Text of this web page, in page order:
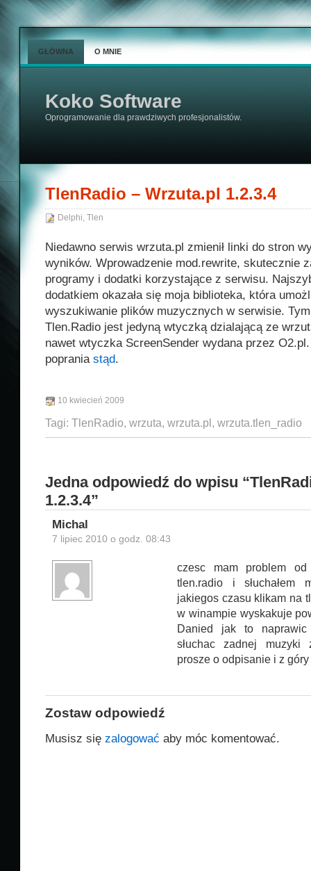
Koko Software
Oprogramowanie dla prawdziwych profesjonalistów.
GŁÓWNA O MNIE
TlenRadio – Wrzuta.pl 1.2.3.4
Delphi, Tlen
Niedawno serwis wrzuta.pl zmienił linki do stron
wyników. Wprowadzenie mod.rewrite, skutecznie
programy i dodatki korzystające z serwisu.
dodatkiem okazała się moja biblioteka, która
wyszukiwanie plików muzycznych w serwisie.
Tlen.Radio jest jedyną wtyczką dzialającą ze
nawet wtyczka ScreenSender wydana przez
poprania stąd.
10 kwiecień 2009
Tagi: TlenRadio, wrzuta, wrzuta.pl , wrzuta.tlen_radio
Jedna odpowiedź do wpisu
1.2.3.4”
Michal
7 lipiec 2010 o godz. 08:43
czesc mam problem od
tlen.radio i słuchałem
jakiegos czasu klikam na
w winampie wyskakuje
Danied jak to
słuchac zadnej
prosze o odpisanie i z
Zostaw odpowiedź
Musisz się zalogować aby móc komentować.